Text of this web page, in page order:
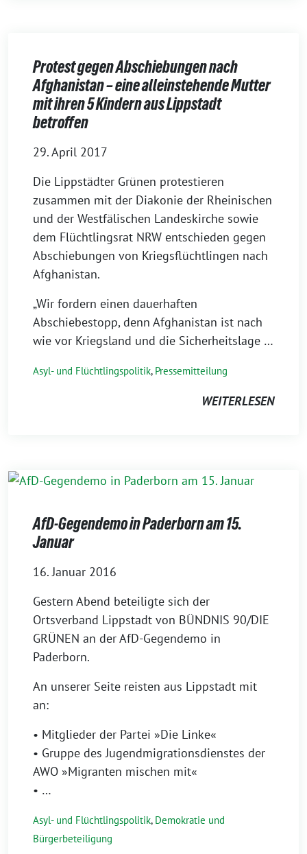
Protest gegen Abschiebungen nach
Afghanistan – eine alleinstehende Mutter
mit ihren 5 Kindern aus Lippstadt
betroffen
29. April 2017
Die Lippstädter Grünen protestieren
zusammen mit der Diakonie der Rheinischen
und der Westfälischen Landeskirche sowie
dem Flüchtlingsrat NRW entschieden gegen
Abschiebungen von Kriegsflüchtlingen nach
Afghanistan.
„Wir fordern einen dauerhaften
Abschiebestopp, denn Afghanistan ist nach
wie vor Kriegsland und die Sicherheitslage …
Asyl- und Flüchtlingspolitik, Pressemitteilung
WEITERLESEN
AfD-Gegendemo in Paderborn am 15.
Januar
16. Januar 2016
Gestern Abend beteiligte sich der
Ortsverband Lippstadt von BÜNDNIS 90/DIE
GRÜNEN an der AfD-Gegendemo in
Paderborn.
An unserer Seite reisten aus Lippstadt mit
an:
• Mitglieder der Partei »Die Linke«
• Gruppe des Jugendmigrationsdienstes der
AWO »Migranten mischen mit«
• …
Asyl- und Flüchtlingspolitik, Demokratie und
Bürgerbeteiligung